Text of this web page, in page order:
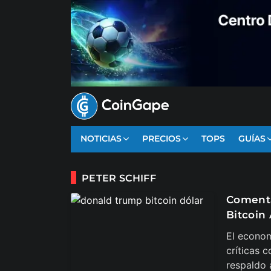
NOTICIAS PRECIOS TOPS GUÍAS
PETER SCHIFF
Bitcoin
El
críticas
respaldo